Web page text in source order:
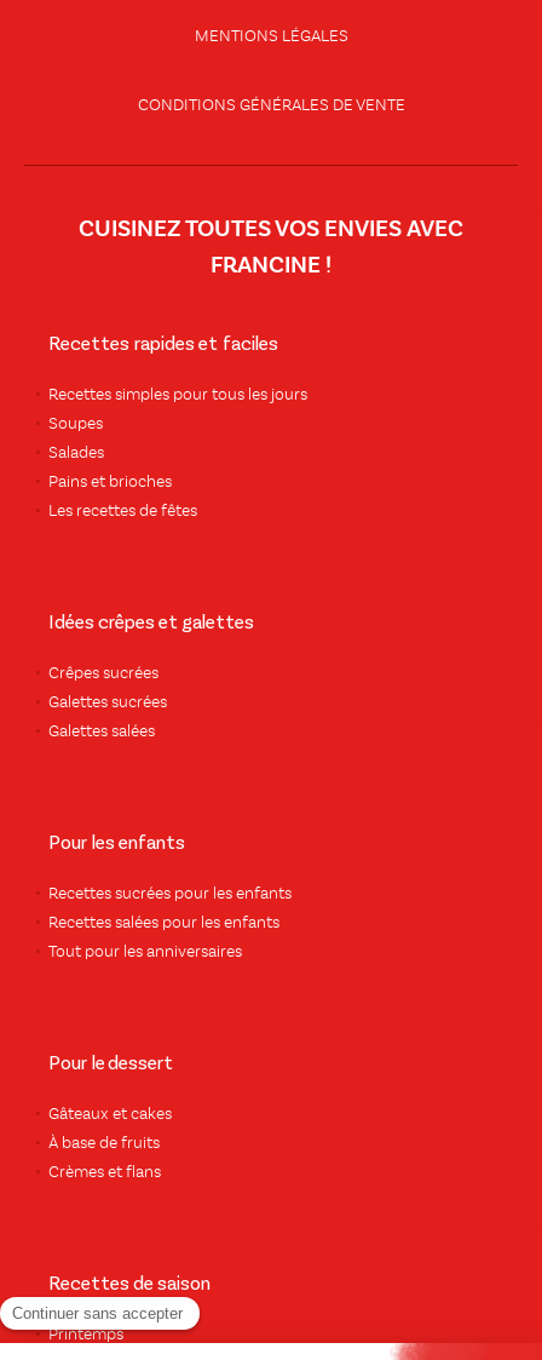
MENTIONS LÉGALES
CONDITIONS GÉNÉRALES DE VENTE
CUISINEZ TOUTES VOS ENVIES AVEC
FRANCINE !
Recettes rapides et faciles
Recettes simples pour tous les jours
Soupes
Salades
Pains et brioches
Les recettes de fêtes
Idées crêpes et galettes
Crêpes sucrées
Galettes sucrées
Galettes salées
Pour les enfants
Recettes sucrées pour les enfants
Recettes salées pour les enfants
Tout pour les anniversaires
Pour le dessert
Gâteaux et cakes
À base de fruits
Crèmes et flans
Recettes de saison
Printemps